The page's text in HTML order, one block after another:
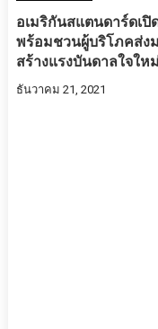
อเมริกันสแตนดาร์ดเปิ
พร้อมชวนผู้บริโภคส่ง
สร้างแรงบันดาลใจให
ธันวาคม 21, 2021